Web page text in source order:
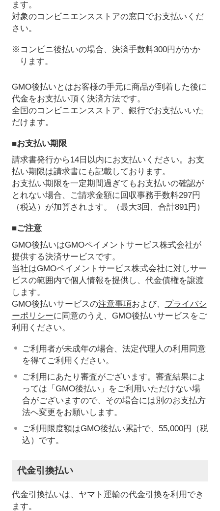
ます。
対象のコンビニエンスストアの窓口でお支払いくだ
さい。
※コンビニ後払いの場合、決済手数料300円がかか
ります。
GMO後払いとはお客様の手元に商品が到着した後に
代金をお支払い頂く決済方法です。
全国のコンビニエンスストア、銀行でお支払いいた
だけます。
■お支払い期限
請求書発行から14日以内にお支払いください。お支
払い期限は請求書にも記載しております。
お支払い期限を一定期間過ぎてもお支払いの確認が
とれない場合、ご請求金額に回収事務手数料297円
（税込）が加算されます。（最大3回、合計891円）
■ご注意
GMO後払いはGMOペイメントサービス株式会社が
提供する決済サービスです。
当社はGMOペイメントサービス株式会社に対しサー
ビスの範囲内で個人情報を提供し、代金債権を譲渡
します。
GMO後払いサービスの注意事項および、 プライバシ
ーポリシーに同意のうえ、GMO後払いサービスをご
利用ください。
ご利用者が未成年の場合、法定代理人の利用同意
を得てご利用ください。
ご利用にあたり審査がございます。審査結果によ
っては「GMO後払い」をご利用いただけない場
合がございますので、その場合には別のお支払方
法へ変更をお願いします。
ご利用限度額はGMO後払い累計で、55,000円（税
込）です。
代金引換払い
代金引換払いは、ヤマト運輸の代金引換を利用でき
ます。